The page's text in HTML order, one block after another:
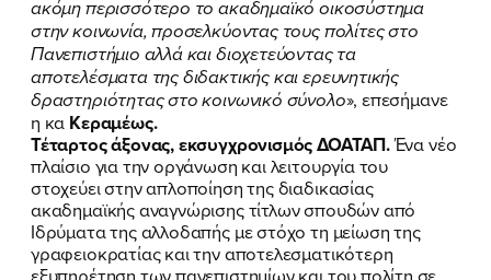
FB IN TW YT LN VB TIKTOK
ακόμη περισσότερο το ακαδημαϊκό οικοσύστημα
στην κοινωνία, προσελκύοντας τους πολίτες στο
Πανεπιστήμιο αλλά και διοχετεύοντας τα
αποτελέσματα της διδακτικής και ερευνητικής
δραστηριότητας στο κοινωνικό σύνολο», επεσήμανε
η κα Κεραμέως.
Τέταρτος άξονας, εκσυγχρονισμός ΔΟΑΤΑΠ.Ένα νέο
πλαίσιο για την οργάνωση και λειτουργία του
στοχεύει στην απλοποίηση της διαδικασίας
ακαδημαϊκής αναγνώρισης τίτλων σπουδών από
Ιδρύματα της αλλοδαπής με στόχο τη μείωση της
γραφειοκρατίας και την αποτελεσματικότερη
εξυπηρέτηση των πανεπιστημίων και του πολίτη σε